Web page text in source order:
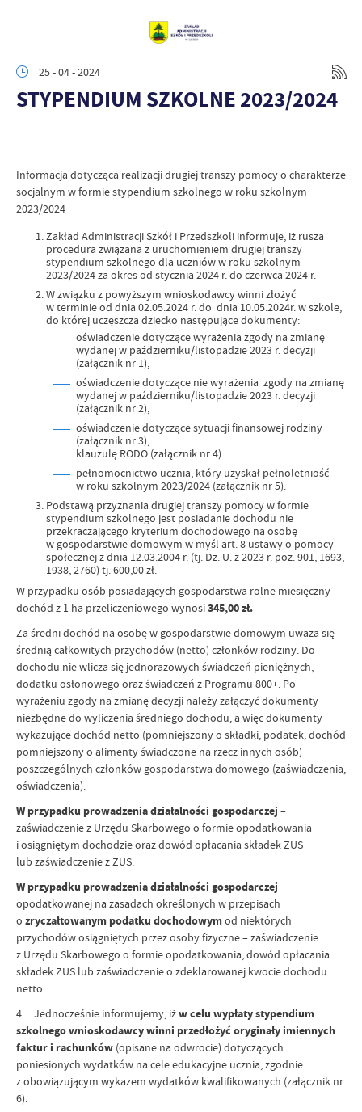
25 - 04 - 2024
STYPENDIUM SZKOLNE 2023/2024
Informacja dotycząca realizacji drugiej transzy pomocy o charakterze
socjalnym w formie stypendium szkolnego w roku szkolnym
2023/2024
Zakład Administracji Szkół i Przedszkoli informuje, iż rusza
procedura związana z uruchomieniem drugiej transzy
stypendium szkolnego dla uczniów w roku szkolnym
2023/2024 za okres od stycznia 2024 r. do czerwca 2024 r.
W związku z powyższym wnioskodawcy winni złożyć
w terminie od dnia 02.05.2024 r. do dnia 10.05.2024r. w szkole,
do której uczęszcza dziecko następujące dokumenty:
oświadczenie dotyczące wyrażenia zgody na zmianę
wydanej w październiku/listopadzie 2023 r. decyzji
(załącznik nr 1),
oświadczenie dotyczące nie wyrażenia zgody na zmianę
wydanej w październiku/listopadzie 2023 r. decyzji
(załącznik nr 2),
oświadczenie dotyczące sytuacji finansowej rodziny
(załącznik nr 3),
klauzulę RODO (załącznik nr 4).
pełnomocnictwo ucznia, który uzyskał pełnoletniość
w roku szkolnym 2023/2024 (załącznik nr 5).
Podstawą przyznania drugiej transzy pomocy w formie
stypendium szkolnego jest posiadanie dochodu nie
przekraczającego kryterium dochodowego na osobę
w gospodarstwie domowym w myśl art. 8 ustawy o pomocy
społecznej z dnia 12.03.2004 r. (tj. Dz. U. z 2023 r. poz. 901, 1693,
1938, 2760) tj. 600,00 zł.
W przypadku osób posiadających gospodarstwa rolne miesięczny
dochód z 1 ha przeliczeniowego wynosi345,00 zł.
Za średni dochód na osobę w gospodarstwie domowym uważa się
średnią całkowitych przychodów (netto) członków rodziny. Do
dochodu nie wlicza się jednorazowych świadczeń pieniężnych,
dodatku osłonowego oraz świadczeń z Programu 800+. Po
wyrażeniu zgody na zmianę decyzji należy załączyć dokumenty
niezbędne do wyliczenia średniego dochodu, a więc dokumenty
wykazujące dochód netto (pomniejszony o składki, podatek, dochód
pomniejszony o alimenty świadczone na rzecz innych osób)
poszczególnych członków gospodarstwa domowego (zaświadczenia,
oświadczenia).
W przypadku prowadzenia działalności gospodarczej –
zaświadczenie z Urzędu Skarbowego o formie opodatkowania
i osiągniętym dochodzie oraz dowód opłacania składek ZUS
lub zaświadczenie z ZUS.
W przypadku prowadzenia działalności gospodarczej
opodatkowanej na zasadach określonych w przepisach
o zryczałtowanym podatku dochodowymod niektórych
przychodów osiągniętych przez osoby fizyczne – zaświadczenie
z Urzędu Skarbowego o formie opodatkowania, dowód opłacania
składek ZUS lub zaświadczenie o zdeklarowanej kwocie dochodu
netto.
4. Jednocześnie informujemy, iżw celu wypłaty stypendium
szkolnego wnioskodawcy winni przedłożyć oryginały imiennych
faktur i rachunków (opisane na odwrocie) dotyczących
poniesionych wydatków na cele edukacyjne ucznia, zgodnie
z obowiązującym wykazem wydatków kwalifikowanych (załącznik nr
6).